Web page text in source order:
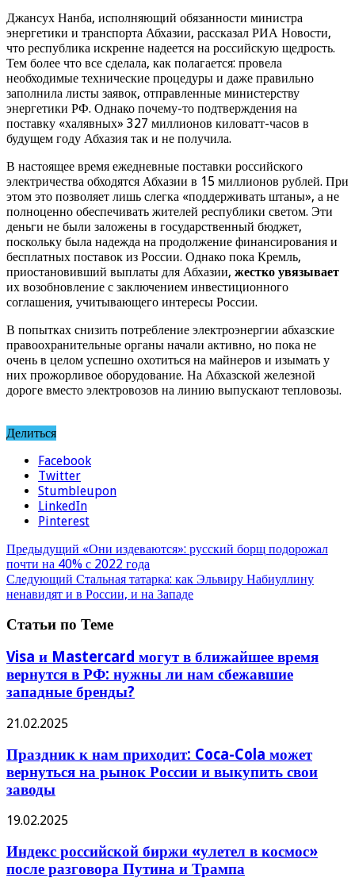
Джансух Нанба, исполняющий обязанности министра
энергетики и транспорта Абхазии, рассказал РИА Новости,
что республика искренне надеется на российскую щедрость.
Тем более что все сделала, как полагается: провела
необходимые технические процедуры и даже правильно
заполнила листы заявок, отправленные министерству
энергетики РФ. Однако почему-то подтверждения на
поставку «халявных» 327 миллионов киловатт-часов в
будущем году Абхазия так и не получила.
В настоящее время ежедневные поставки российского
электричества обходятся Абхазии в 15 миллионов рублей. При
этом это позволяет лишь слегка «поддерживать штаны», а не
полноценно обеспечивать жителей республики светом. Эти
деньги не были заложены в государственный бюджет,
поскольку была надежда на продолжение финансирования и
бесплатных поставок из России. Однако пока Кремль,
приостановивший выплаты для Абхазии, жестко увязывает
их возобновление с заключением инвестиционного
соглашения, учитывающего интересы России.
В попытках снизить потребление электроэнергии абхазские
правоохранительные органы начали активно, но пока не
очень в целом успешно охотиться на майнеров и изымать у
них прожорливое оборудование. На Абхазской железной
дороге вместо электровозов на линию выпускают тепловозы.
Делиться
Facebook
Twitter
Stumbleupon
LinkedIn
Pinterest
Предыдущий «Они издеваются»: русский борщ подорожал
почти на 40% с 2022 года
Следующий Стальная татарка: как Эльвиру Набиуллину
ненавидят и в России, и на Западе
Статьи по Теме
Visa и Mastercard могут в ближайшее время
вернутся в РФ: нужны ли нам сбежавшие
западные бренды?
21.02.2025
Праздник к нам приходит: Coca-Cola может
вернуться на рынок России и выкупить свои
заводы
19.02.2025
Индекс российской биржи «улетел в космос»
после разговора Путина и Трампа